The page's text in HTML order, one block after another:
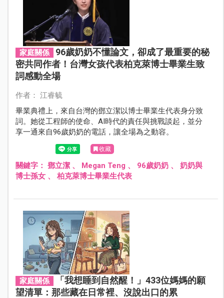
家庭關係
96歲奶奶不懂論文，卻成了最重要的秘
密共同作者！台灣女孩代表柏克萊博士畢業生致
詞感動全場
作者： 江睿毓
畢業典禮上，來自台灣的鄧立潔以博士畢業生代表身分致
詞。她從工程師的使命、AI時代的責任與挑戰談起，並分
享一通來自96歲奶奶的電話，讓全場為之動容。
收藏
關鍵字： 鄧立潔、 Megan Teng 、 96歲奶奶、 奶奶與
博士孫女、 柏克萊博士畢業生代表
家庭關係
「我想睡到自然醒！」433位媽媽的願
望清單：那些藏在日常裡、沒說出口的累